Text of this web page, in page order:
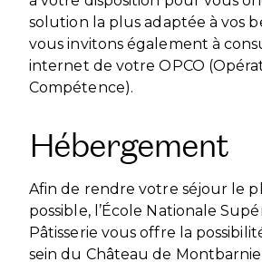
solution la plus adaptée à vos
vous invitons également à
internet de votre OPCO
Compétence).
Hébergement
Afin de rendre votre séjour le
possible, l’École Nationale
Pâtisserie vous offre la
sein du Château de